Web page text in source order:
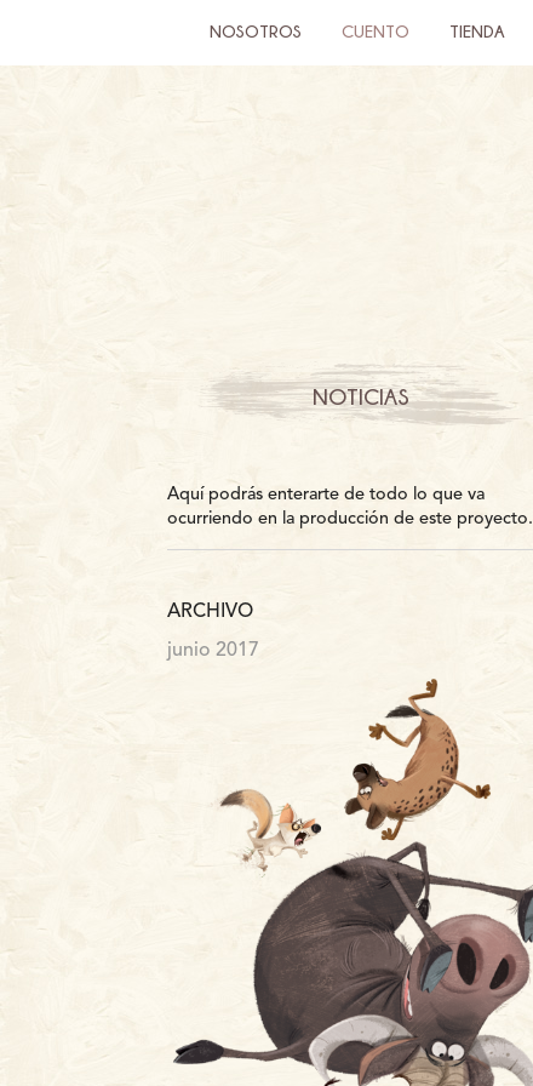
NOSOTROS CUENTO TIENDA
NOTICIAS
Aquí podrás enterarte de todo lo que va
ocurriendo en la producción de este proyecto.
ARCHIVO
junio 2017